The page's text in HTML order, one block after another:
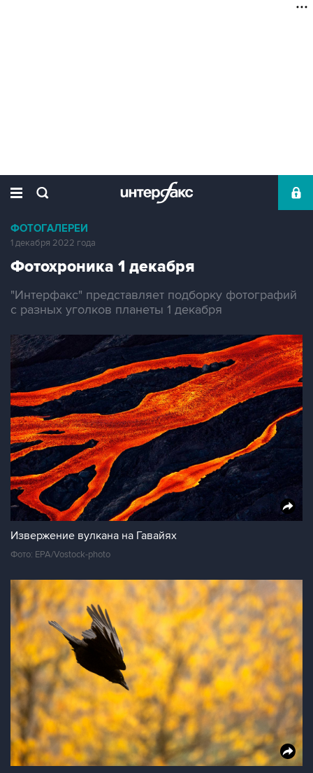
ФОТОГАЛЕРЕИ
1 декабря 2022 года
Фотохроника 1 декабря
"Интерфакс" представляет подборку фотографий
с разных уголков планеты 1 декабря
Извержение вулкана на Гавайях
Фото: EPA/Vostock-photo